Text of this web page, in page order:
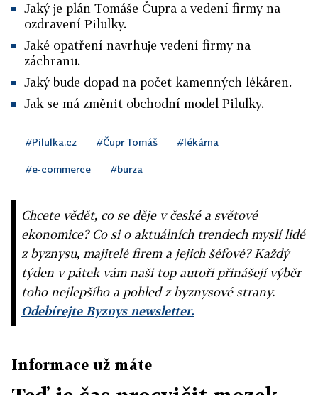
Jaký je plán Tomáše Čupra a vedení firmy na
ozdravení Pilulky.
Jaké opatření navrhuje vedení firmy na
záchranu.
Jaký bude dopad na počet kamenných lékáren.
Jak se má změnit obchodní model Pilulky.
#Pilulka.cz #Čupr Tomáš #lékárna
#e-commerce #burza
Chcete vědět, co se děje v české a světové
ekonomice? Co si o aktuálních trendech myslí lidé
z byznysu, majitelé firem a jejich šéfové? Každý
týden v pátek vám naši top autoři přinášejí výběr
toho nejlepšího a pohled z byznysové strany.
Odebírejte Byznys newsletter.
Informace už máte